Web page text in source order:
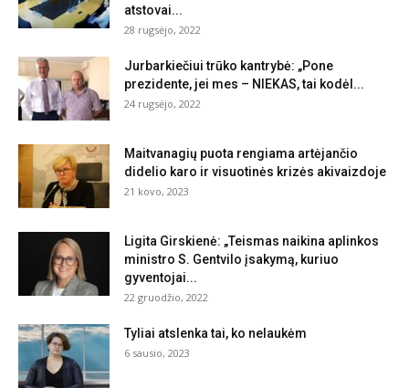
atstovai...
28 rugsėjo, 2022
Jurbarkiečiui trūko kantrybė: „Pone
prezidente, jei mes – NIEKAS, tai kodėl...
24 rugsėjo, 2022
Maitvanagių puota rengiama artėjančio
didelio karo ir visuotinės krizės akivaizdoje
21 kovo, 2023
Ligita Girskienė: „Teismas naikina aplinkos
ministro S. Gentvilo įsakymą, kuriuo
gyventojai...
22 gruodžio, 2022
Tyliai atslenka tai, ko nelaukėm
6 sausio, 2023